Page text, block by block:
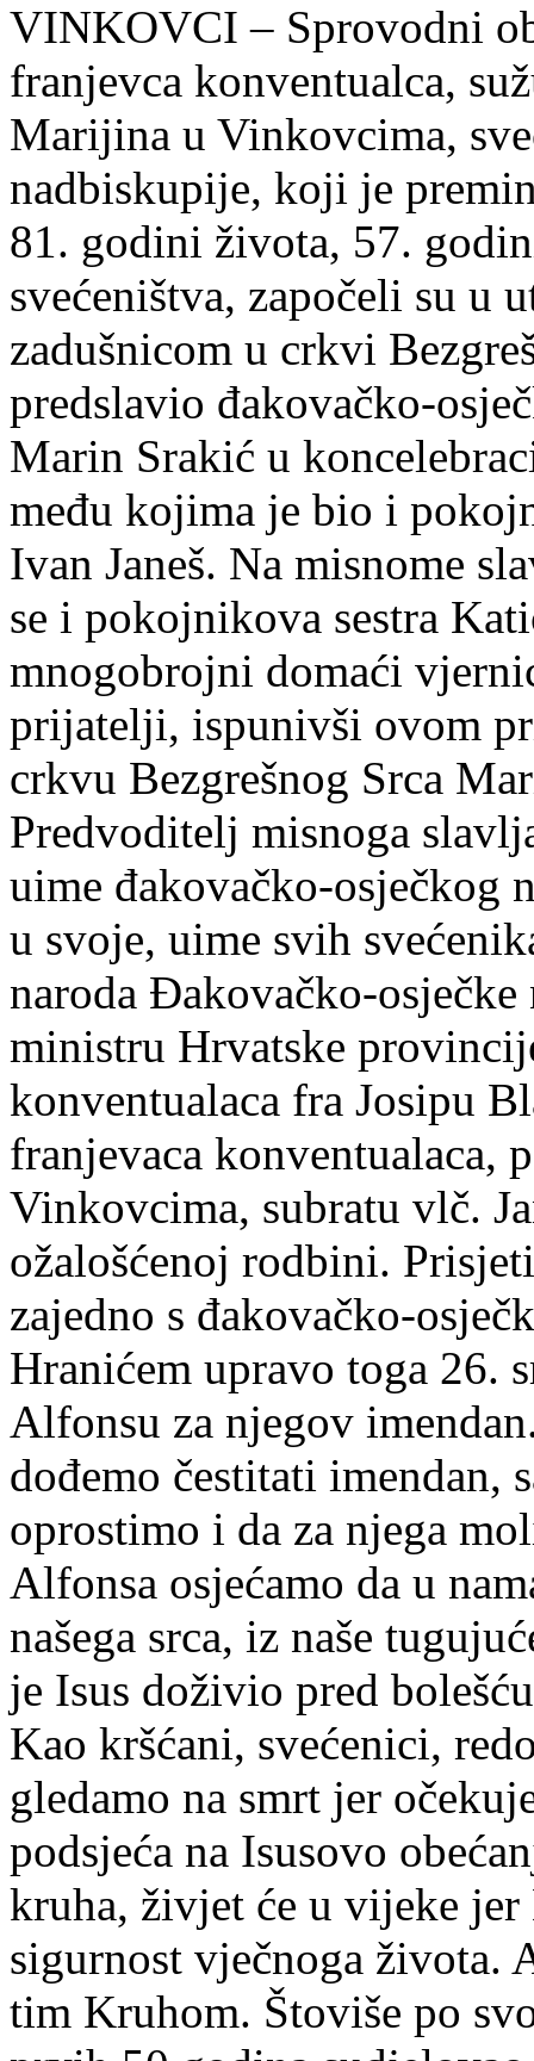
VINKOVCI – Sprovodni
franjevca konventualca,
Marijina u Vinkovcima,
nadbiskupije, koji je
81. godini života, 57.
svećeništva, započeli su u
zadušnicom u crkvi
predslavio đakovačko-
Marin Srakić u
među kojima je bio i
Ivan Janeš. Na misnome
se i pokojnikova sestra
mnogobrojni domaći
prijatelji, ispunivši ovom
crkvu Bezgrešnog Srca
Predvoditelj misnoga
uime đakovačko-osječkog
u svoje, uime svih
naroda Đakovačko-
ministru Hrvatske
konventualaca fra Josipu
franjevaca konventualaca,
Vinkovcima, subratu vlč.
ožalošćenoj rodbini.
zajedno s đakovačko-
Hranićem upravo toga 26.
Alfonsu za njegov
dođemo čestitati imendan,
oprostimo i da za njega
Alfonsa osjećamo da u
našega srca, iz naše
je Isus doživio pred
Kao kršćani, svećenici,
gledamo na smrt jer
podsjeća na Isusovo
kruha, živjet će u vijeke jer
sigurnost vječnoga života.
tim Kruhom. Štoviše po